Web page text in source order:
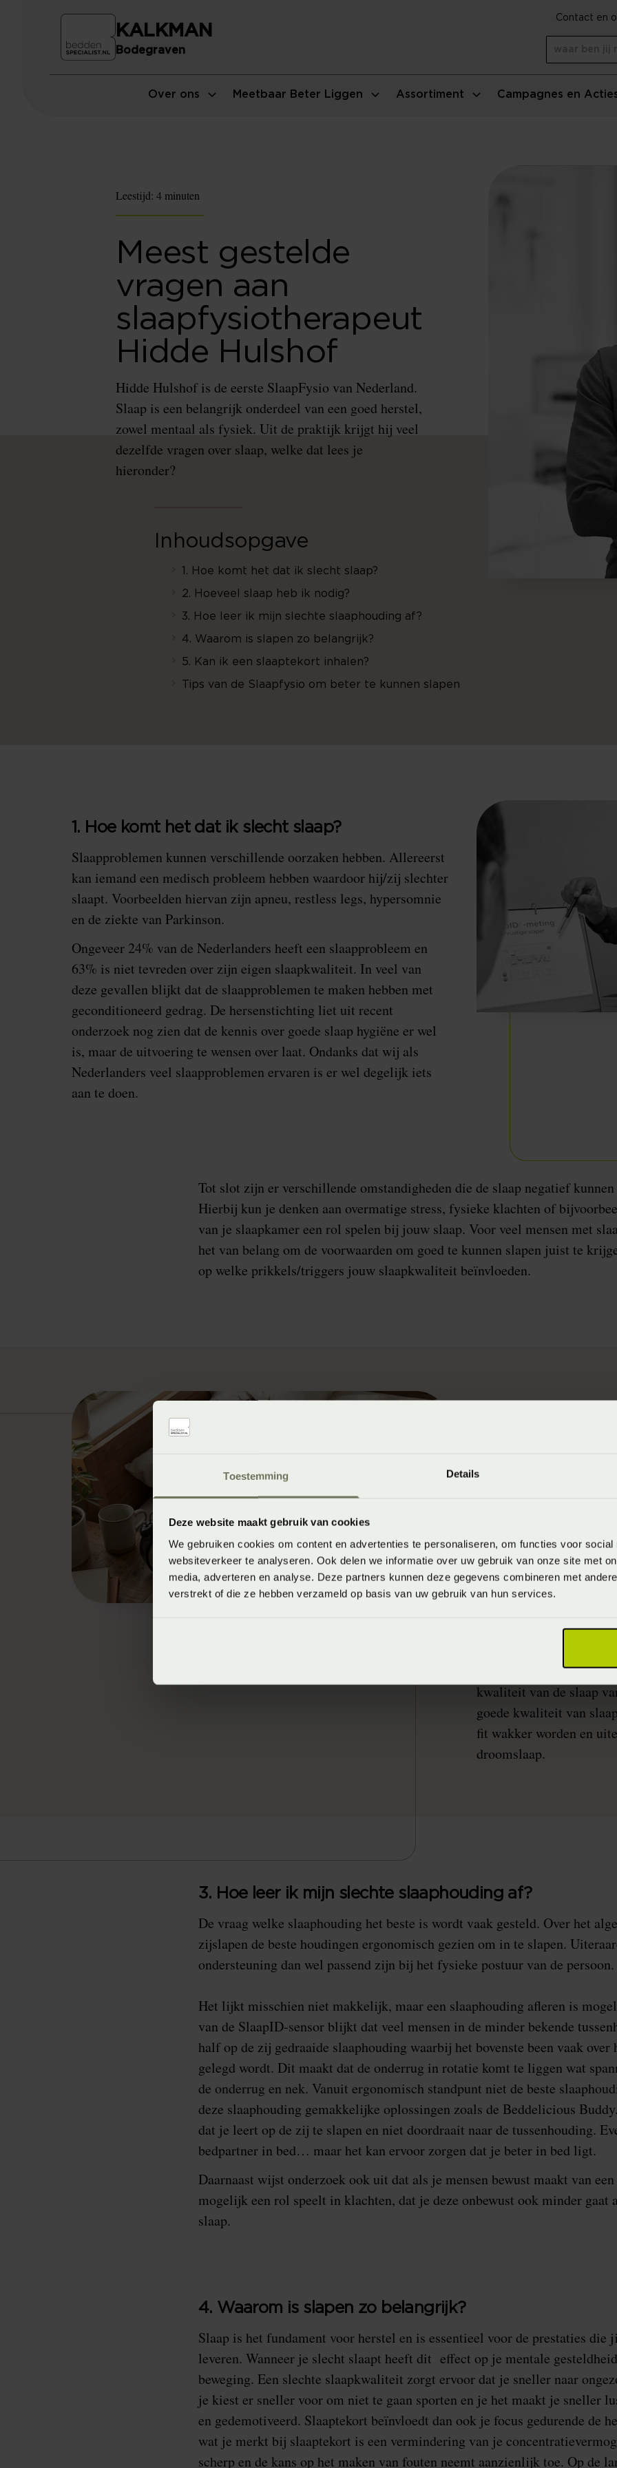
Toestemming Details
Deze website maakt gebruik van cookies
We gebruiken cookies om content en advertenties te personaliseren, om functies voor social
websiteverkeer te analyseren. Ook delen we informatie over uw gebruik van onze site met
media, adverteren en analyse. Deze partners kunnen deze gegevens combineren met
verstrekt of die ze hebben verzameld op basis van uw gebruik van hun services.
Over ons Meetbaar Beter Liggen Assortiment Campagnes en
KALKMAN
Bodegraven
Contact en
Leestijd: 4 minuten
Meest gestelde
vragen aan
slaapfysiotherapeut
Hidde Hulshof
Hidde Hulshof is de eerste SlaapFysio van Nederland.
Slaap is een belangrijk onderdeel van een goed herstel,
zowel mentaal als fysiek. Uit de praktijk krijgt hij veel
dezelfde vragen over slaap, welke dat lees je
hieronder?
Inhoudsopgave
1. Hoe komt het dat ik slecht slaap?
2. Hoeveel slaap heb ik nodig?
3. Hoe leer ik mijn slechte slaaphouding af?
4. Waarom is slapen zo belangrijk?
5. Kan ik een slaaptekort inhalen?
Tips van de Slaapfysio om beter te kunnen slapen
1. Hoe komt het dat ik slecht slaap?
Slaapproblemen kunnen verschillende oorzaken hebben. Allereerst
kan iemand een medisch probleem hebben waardoor hij/zij slechter
slaapt. Voorbeelden hiervan zijn apneu, restless legs, hypersomnie
en de ziekte van Parkinson.
Ongeveer 24% van de Nederlanders heeft een slaapprobleem en
63% is niet tevreden over zijn eigen slaapkwaliteit. In veel van
deze gevallen blijkt dat de slaapproblemen te maken hebben met
geconditioneerd gedrag. De hersenstichting liet uit recent
onderzoek nog zien dat de kennis over goede slaap hygiëne er wel
is, maar de uitvoering te wensen over laat. Ondanks dat wij als
Nederlanders veel slaapproblemen ervaren is er wel degelijk iets
aan te doen.
Tot slot zijn er verschillende omstandigheden die de slaap negatief
Hierbij kun je denken aan overmatige stress, fysieke klachten of
van je slaapkamer een rol spelen bij jouw slaap. Voor veel mensen met
het van belang om de voorwaarden om goed te kunnen slapen juist te
op welke prikkels/triggers jouw slaapkwaliteit beïnvloeden.
2. Hoeveel slaap
Vergeet de mythe van
nodig hebt kan voor
Toch slapen er in
inhoud dat zij
chronisch slaaptekort
fysieke en mentale
de kans op diverse
Maar ook de kans op
Belangrijk om te
kwaliteit van de slaap
goede kwaliteit van
fit wakker worden en
droomslaap.
3. Hoe leer ik mijn slechte slaaphouding af?
De vraag welke slaaphouding het beste is wordt vaak gesteld. Over het
zijslapen de beste houdingen ergonomisch gezien om in te slapen.
ondersteuning dan wel passend zijn bij het fysieke postuur van de persoon.
Het lijkt misschien niet makkelijk, maar een slaaphouding afleren is
van de SlaapID-sensor blijkt dat veel mensen in de minder bekende
half op de zij gedraaide slaaphouding waarbij het bovenste been vaak over
gelegd wordt. Dit maakt dat de onderrug in rotatie komt te liggen wat
de onderrug en nek. Vanuit ergonomisch standpunt niet de beste
deze slaaphouding gemakkelijke oplossingen zoals de Beddelicious
dat je leert op de zij te slapen en niet doordraait naar de tussenhouding.
bedpartner in bed… maar het kan ervoor zorgen dat je beter in bed ligt.
Daarnaast wijst onderzoek ook uit dat als je mensen bewust maakt van
mogelijk een rol speelt in klachten, dat je deze onbewust ook minder gaat
slaap.
4. Waarom is slapen zo belangrijk?
Slaap is het fundament voor herstel en is essentieel voor de prestaties die
leveren. Wanneer je slecht slaapt heeft dit effect op je mentale
beweging. Een slechte slaapkwaliteit zorgt ervoor dat je sneller naar
je kiest er sneller voor om niet te gaan sporten en je het maakt je sneller
en gedemotiveerd. Slaaptekort beïnvloedt dan ook je focus gedurende de
wat je merkt bij slaaptekort is een vermindering van je
scherp en de kans op het maken van fouten neemt aanzienlijk toe. Op de